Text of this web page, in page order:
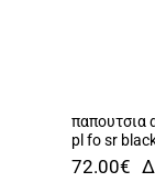
Επικοινωνία
παπουτσια
pl fo sr
72.00€